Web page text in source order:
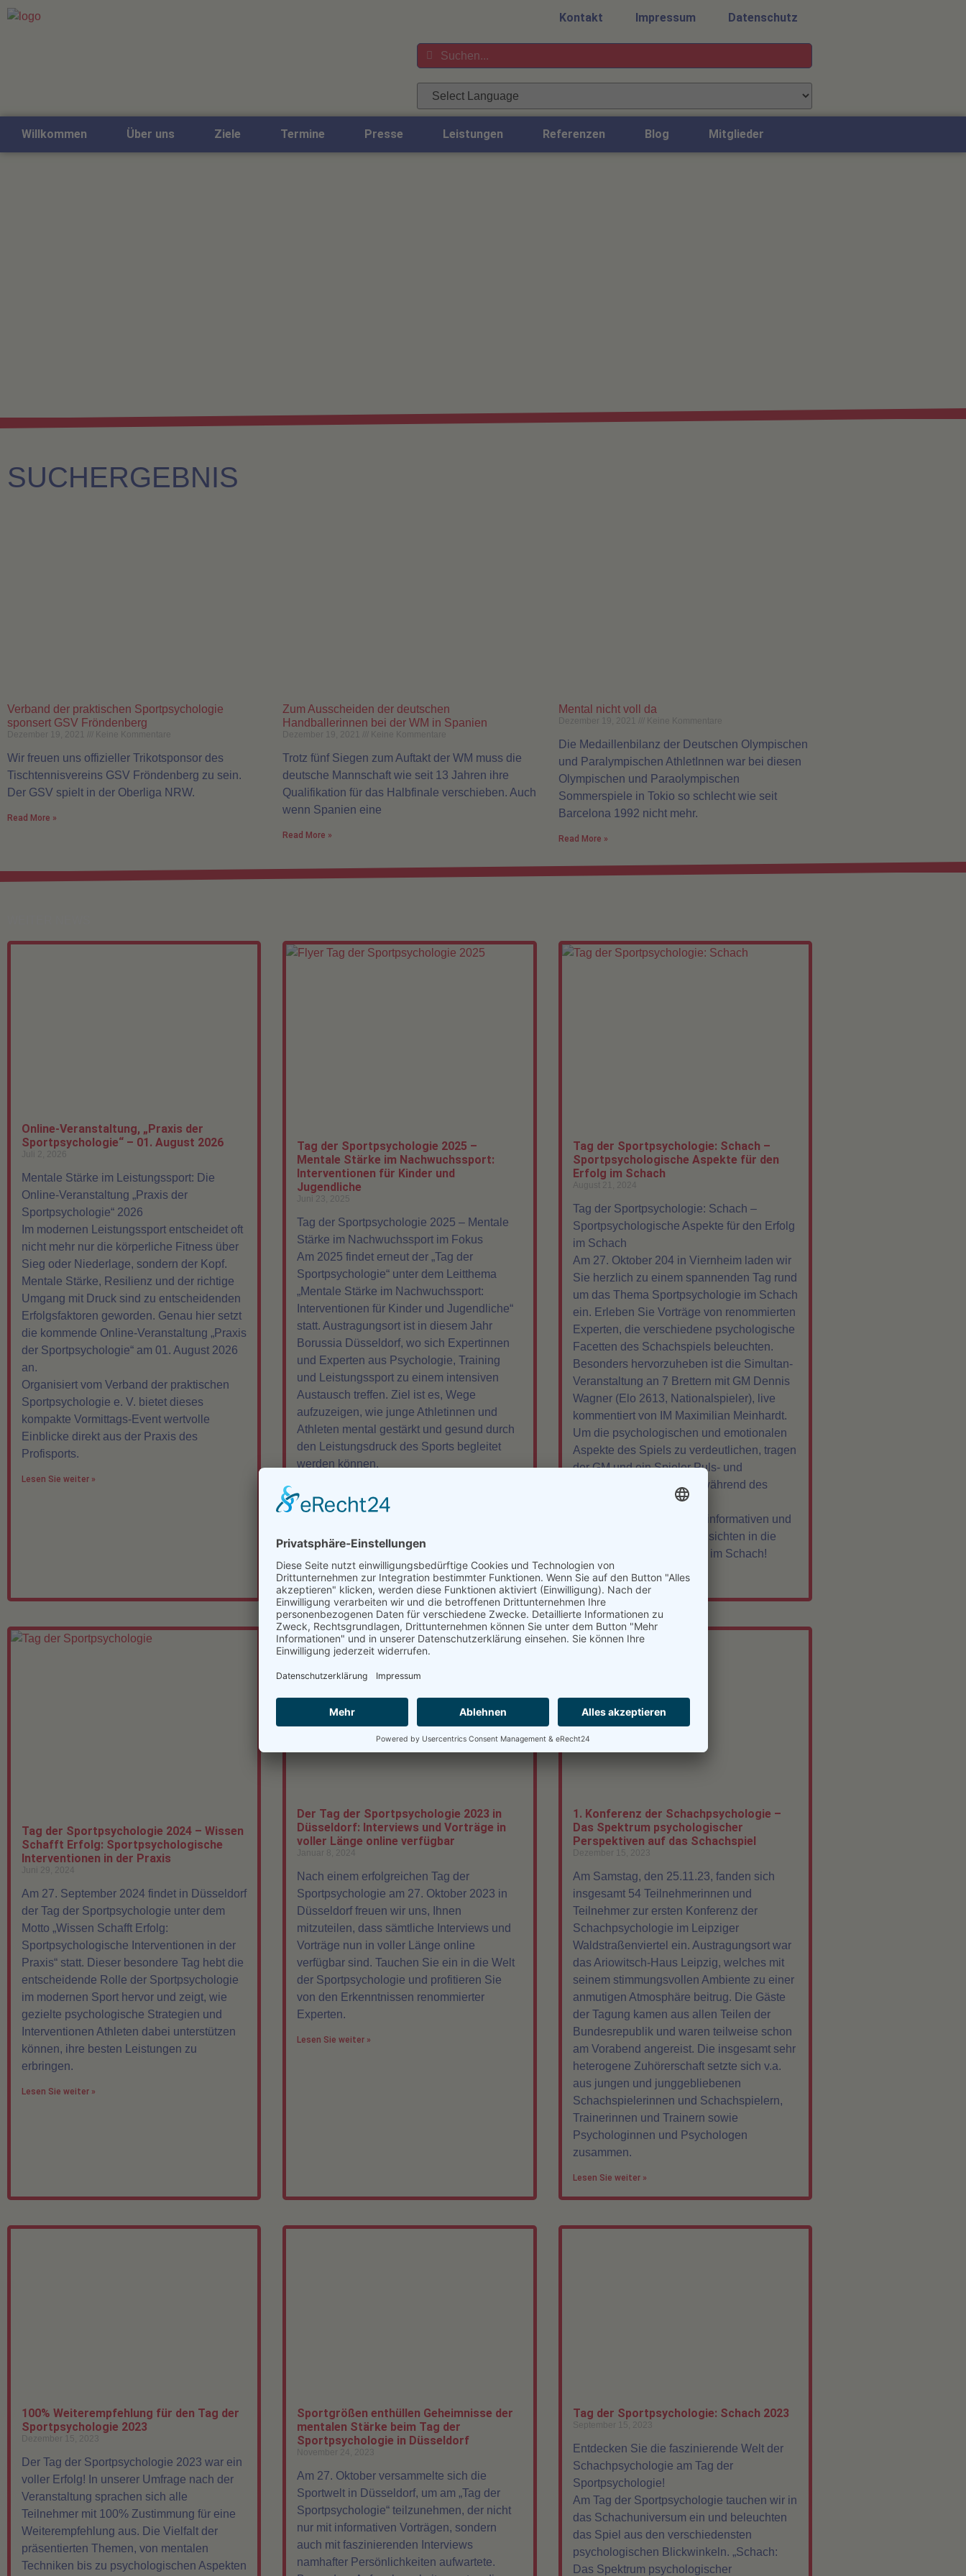
Kontakt Impressum Datenschutz
Willkommen Über uns Ziele Termine Presse Leistungen Referenzen Blog Mitglieder
SUCHERGEBNIS
Verband der praktischen Sportpsychologie
sponsert GSV Fröndenberg
Dezember 19, 2021 Keine Kommentare
Wir freuen uns offizieller Trikotsponsor des
Tischtennisvereins GSV Fröndenberg zu sein.
Der GSV spielt in der Oberliga NRW.
Read More »
Zum Ausscheiden der deutschen
Handballerinnen bei der WM in Spanien
Dezember 19, 2021 Keine Kommentare
Trotz fünf Siegen zum Auftakt der WM muss die
deutsche Mannschaft wie seit 13 Jahren ihre
Qualifikation für das Halbfinale verschieben. Auch
wenn Spanien eine
Read More »
Mental nicht voll da
Dezember 19, 2021 Keine Kommentare
Die Medaillenbilanz der Deutschen Olympischen
und Paralympischen AthletInnen war bei diesen
Olympischen und Paraolympischen
Sommerspiele in Tokio so schlecht wie seit
Barcelona 1992 nicht mehr.
Read More »
Online-Veranstaltung, „Praxis der
Sportpsychologie“ – 01. August 2026
Juli 2, 2026
Mentale Stärke im Leistungssport: Die
Online-Veranstaltung „Praxis der
Sportpsychologie“ 2026
Im modernen Leistungssport entscheidet oft
nicht mehr nur die körperliche Fitness über
Sieg oder Niederlage, sondern der Kopf.
Mentale Stärke, Resilienz und der richtige
Umgang mit Druck sind zu entscheidenden
Erfolgsfaktoren geworden. Genau hier setzt
die kommende Online-Veranstaltung „Praxis
der Sportpsychologie“ am 01. August 2026
an.
Organisiert vom Verband der praktischen
Sportpsychologie e. V. bietet dieses
kompakte Vormittags-Event wertvolle
Einblicke direkt aus der Praxis des
Profisports.
Lesen Sie weiter »
Tag der Sportpsychologie 2025 –
Mentale Stärke im Nachwuchssport:
Interventionen für Kinder und
Jugendliche
Juni 23, 2025
Tag der Sportpsychologie 2025 – Mentale
Stärke im Nachwuchssport im Fokus
Am 2025 findet erneut der „Tag der
Sportpsychologie“ unter dem Leitthema
„Mentale Stärke im Nachwuchssport:
Interventionen für Kinder und Jugendliche“
statt. Austragungsort ist in diesem Jahr
Borussia Düsseldorf, wo sich Expertinnen
und Experten aus Psychologie, Training
und Leistungssport zu einem intensiven
Austausch treffen. Ziel ist es, Wege
aufzuzeigen, wie junge Athletinnen und
Athleten mental gestärkt und gesund durch
den Leistungsdruck des Sports begleitet
werden können.
Tag der Sportpsychologie: Schach –
Sportpsychologische Aspekte für den
Erfolg im Schach
August 21, 2024
Tag der Sportpsychologie: Schach –
Sportpsychologische Aspekte für den Erfolg
im Schach
Am 27. Oktober 204 in Viernheim laden wir
Sie herzlich zu einem spannenden Tag rund
um das Thema Sportpsychologie im Schach
ein. Erleben Sie Vorträge von renommierten
Experten, die verschiedene psychologische
Facetten des Schachspiels beleuchten.
Besonders hervorzuheben ist die Simultan-
Veranstaltung an 7 Brettern mit GM Dennis
Wagner (Elo 2613, Nationalspieler), live
kommentiert von IM Maximilian Meinhardt.
Um die psychologischen und emotionalen
Aspekte des Spiels zu verdeutlichen, tragen
der GM und ein Spieler Puls- und
Herzfrequenzmessuhren während des
Freuen Sie sich auf einen informativen und
praxisnahen Tag voller Einsichten in die
Welt der Sportpsychologie im Schach!
Lesen Sie weiter »
Tag der Sportpsychologie 2024 – Wissen
Schafft Erfolg: Sportpsychologische
Interventionen in der Praxis
Juni 29, 2024
Am 27. September 2024 findet in Düsseldorf
der Tag der Sportpsychologie unter dem
Motto „Wissen Schafft Erfolg:
Sportpsychologische Interventionen in der
Praxis“ statt. Dieser besondere Tag hebt die
entscheidende Rolle der Sportpsychologie
im modernen Sport hervor und zeigt, wie
gezielte psychologische Strategien und
Interventionen Athleten dabei unterstützen
können, ihre besten Leistungen zu
erbringen.
Lesen Sie weiter »
Der Tag der Sportpsychologie 2023 in
Düsseldorf: Interviews und Vorträge in
voller Länge online verfügbar
Januar 8, 2024
Nach einem erfolgreichen Tag der
Sportpsychologie am 27. Oktober 2023 in
Düsseldorf freuen wir uns, Ihnen
mitzuteilen, dass sämtliche Interviews und
Vorträge nun in voller Länge online
verfügbar sind. Tauchen Sie ein in die Welt
der Sportpsychologie und profitieren Sie
von den Erkenntnissen renommierter
Experten.
Lesen Sie weiter »
1. Konferenz der Schachpsychologie –
Das Spektrum psychologischer
Perspektiven auf das Schachspiel
Dezember 15, 2023
Am Samstag, den 25.11.23, fanden sich
insgesamt 54 Teilnehmerinnen und
Teilnehmer zur ersten Konferenz der
Schachpsychologie im Leipziger
Waldstraßenviertel ein. Austragungsort war
das Ariowitsch-Haus Leipzig, welches mit
seinem stimmungsvollen Ambiente zu einer
anmutigen Atmosphäre beitrug. Die Gäste
der Tagung kamen aus allen Teilen der
Bundesrepublik und waren teilweise schon
am Vorabend angereist. Die insgesamt sehr
heterogene Zuhörerschaft setzte sich v.a.
aus jungen und junggebliebenen
Schachspielerinnen und Schachspielern,
Trainerinnen und Trainern sowie
Psychologinnen und Psychologen
zusammen.
Lesen Sie weiter »
100% Weiterempfehlung für den Tag der
Sportpsychologie 2023
Dezember 15, 2023
Der Tag der Sportpsychologie 2023 war ein
voller Erfolg! In unserer Umfrage nach der
Veranstaltung sprachen sich alle
Teilnehmer mit 100% Zustimmung für eine
Weiterempfehlung aus. Die Vielfalt der
präsentierten Themen, von mentalen
Techniken bis zu psychologischen Aspekten
Sportgrößen enthüllen Geheimnisse der
mentalen Stärke beim Tag der
Sportpsychologie in Düsseldorf
November 24, 2023
Am 27. Oktober versammelte sich die
Sportwelt in Düsseldorf, um am „Tag der
Sportpsychologie“ teilzunehmen, der nicht
nur mit informativen Vorträgen, sondern
auch mit faszinierenden Interviews
namhafter Persönlichkeiten aufwartete.
Tag der Sportpsychologie: Schach 2023
September 15, 2023
Entdecken Sie die faszinierende Welt der
Schachpsychologie am Tag der
Sportpsychologie!
Am Tag der Sportpsychologie tauchen wir in
das Schachuniversum ein und beleuchten
das Spiel aus den verschiedensten
psychologischen Blickwinkeln. „Schach:
Das Spektrum psychologischer